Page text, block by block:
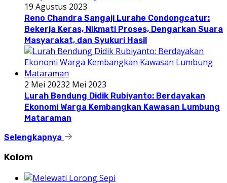
19 Agustus 2023
Reno Chandra Sangaji Lurahe Condongcatur:
Bekerja Keras, Nikmati Proses, Dengarkan Suara
Masyarakat, dan Syukuri Hasil
2 Mei 20232 Mei 2023
Lurah Bendung Didik Rubiyanto: Berdayakan
Ekonomi Warga Kembangkan Kawasan Lumbung
Mataraman
Selengkapnya
Kolom